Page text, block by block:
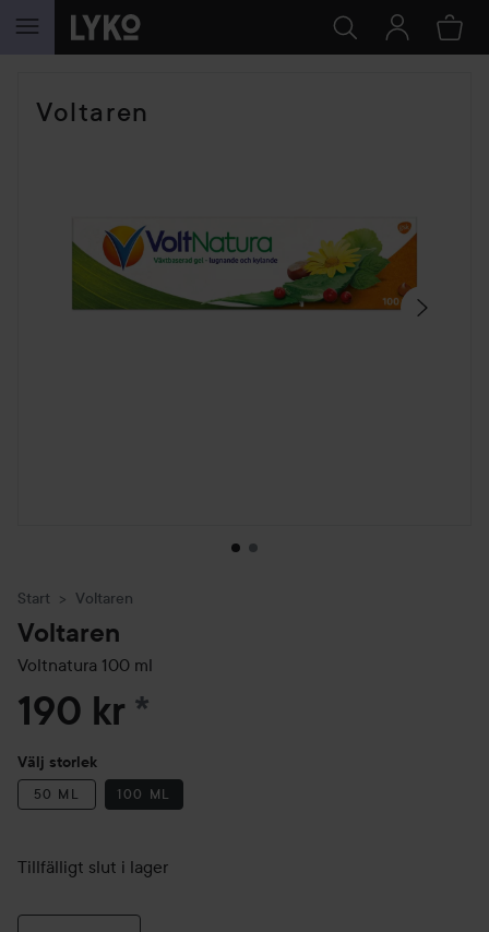
HOPPA TILL INNEHÅLLET
Voltaren
HOPPA ÖVER SEKTIONEN
Start Voltaren
Voltaren
Voltnatura 100 ml
190 kr *
Välj storlek
50 ML 100 ML
Tillfälligt slut i lager